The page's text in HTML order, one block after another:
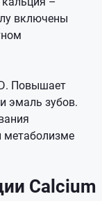
включены
Повышает
эмаль зубов.
метаболизме
Calcium